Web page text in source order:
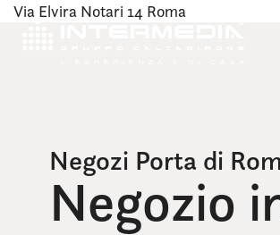
Via Elvira Notari 14 Roma
Negozi Porta di
Negozio